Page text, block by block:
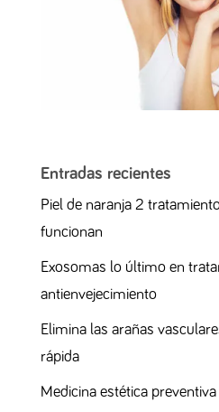
Entradas recientes
Piel de naranja 2
funcionan
Exosomas lo último en
antienvejecimiento
Elimina las arañas
rápida
Medicina estética